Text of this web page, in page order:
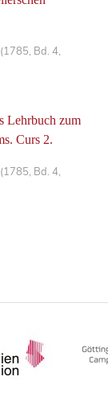
Bd. 4,
Lehrbuch zum
Curs 2.
Bd. 4,